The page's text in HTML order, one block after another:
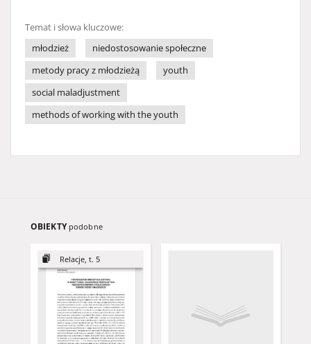
Temat i słowa kluczowe:
młodzież
niedostosowanie społeczne
metody pracy z młodzieżą
youth
social maladjustment
methods of working with the youth
OBIEKTY podobne
Relacje, t. 5